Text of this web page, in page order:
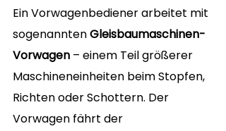
Ein Vorwagenbediener arbeitet mit
sogenannten Gleisbaumaschinen-
Vorwagen – einem Teil größerer
Maschineneinheiten beim Stopfen,
Richten oder Schottern. Der
Vorwagen fährt der